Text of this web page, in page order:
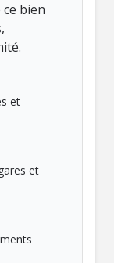
bien
et
et